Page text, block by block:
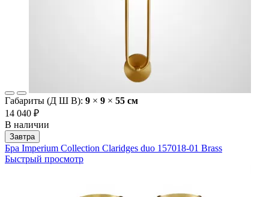
Габариты (Д Ш В): 9 × 9 × 55 cм
14 040 ₽
В наличии
Завтра
Бра Imperium Collection Claridges duo 157018-01 Brass
Быстрый просмотр